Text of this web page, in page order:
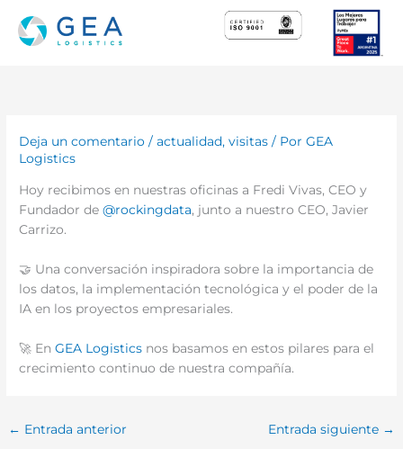
contenido
Deja un comentario /actualidad,visitas / PorGEA
Logistics
Hoy recibimos en nuestras oficinas a Fredi Vivas, CEO y
Fundador de@rockingdata, junto a nuestro CEO, Javier
Carrizo.
🤝 Una conversación inspiradora sobre la importancia de
los datos, la implementación tecnológica y el poder de la
IA en los proyectos empresariales.
🚀 EnGEA Logistics nos basamos en estos pilares para el
crecimiento continuo de nuestra compañía.
← Entrada anterior Entrada siguiente →